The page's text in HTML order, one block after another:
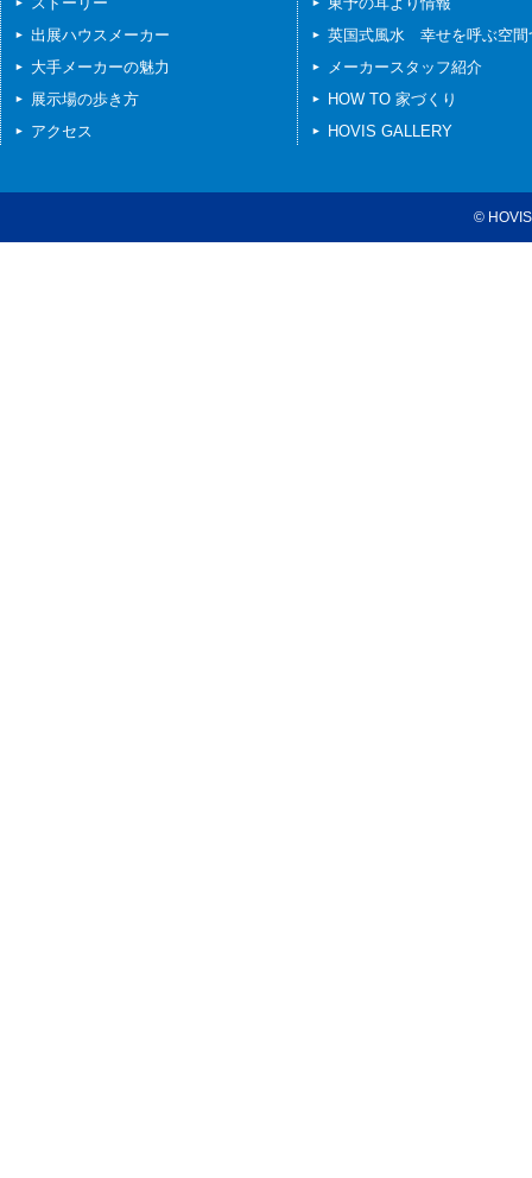
出展ハウスメーカー
大手メーカーの魅力
展示場の歩き方
アクセス
英国式風水 幸せを呼ぶ空間
メーカースタッフ紹介
HOW TO 家づくり
HOVIS GALLERY
©